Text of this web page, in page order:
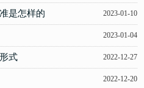
是怎样的 2023-01-10
2023-01-04
式 2022-12-27
2022-12-20